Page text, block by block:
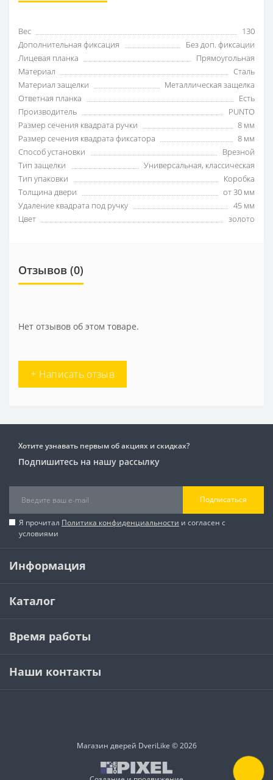
Вес
130
Дополнительная фиксация
Без доп. фиксации
Лицевая планка
Прямоугольная
Материал
Сталь
Материал защелки
Металлическая защелка
Ответная планка
Есть
Производитель
PUNTO
Размер сечения квадрата ручки
8 мм
Размер сечения квадрата фиксатора
8 мм
Способ установки
Врезной
Тип защелки
Универсальная, классическая
Тип упаковки
Коробка
Толщина двери
от 30 мм
Удаление квадрата под ручку
45 мм
Цвет
золото
Отзывов (0)
Нет отзывов об этом товаре.
+ Написать отзыв
Хотите узнавать первым об акциях и скидках?
Подпишитесь на нашу рассылку
Подписаться
Я прочитал Политика конфиденциальности и согласен с
условиями
Информация
Каталог
Время работы
Наши контакты
Магазин дверей DveriLike © 2026